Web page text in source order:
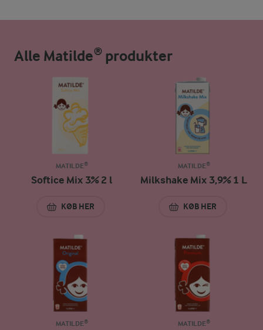
Alle Matilde® produkter
MATILDE®
Softice Mix 3% 2 l
KØB HER
SOFTICE MIX 3% 2 L
MATILDE®
Milkshake Mix 3,9% 1 L
KØB HER
MILKSHAKE MIX
MATILDE® MATILDE®